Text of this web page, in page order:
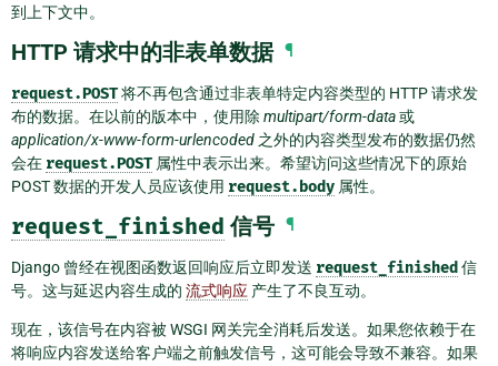
到上下文中。
HTTP 请求中的非表单数据 ¶
request.POST将不再包含通过非表单特定内容类型的 HTTP 请求发
布的数据。在以前的版本中，使用除 multipart/form-data或
application/x-www-form-urlencoded 之外的内容类型发布的数据仍然
会在 request.POST 属性中表示出来。希望访问这些情况下的原始
POST 数据的开发人员应该使用 request.body 属性。
request_finished 信号 ¶
Django 曾经在视图函数返回响应后立即发送 request_finished 信
号。这与延迟内容生成的 流式响应 产生了不良互动。
现在，该信号在内容被 WSGI 网关完全消耗后发送。如果您依赖于在
将响应内容发送给客户端之前触发信号，这可能会导致不兼容。如果